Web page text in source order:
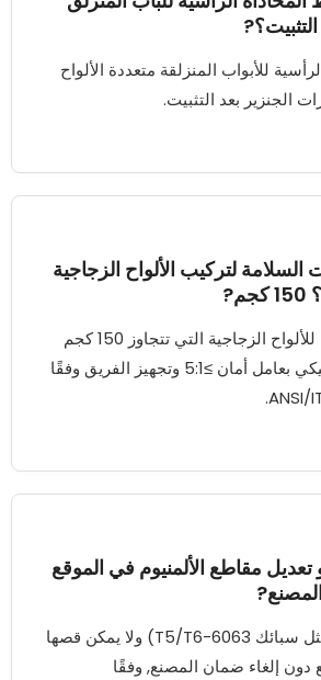
للأبواب المنزلقة متعددة الألواح
بعد التثبيت.
لتركيب الألواح الزجاجية
بروتوكولات السلامة للألواح الزجاجية التي تتجاوز 150 كجم
يشمل الرفع الميكانيكي بعامل أمان ≥5:1 وتجهيز الفريق وفقًا
مقاطع الألمنيوم في الموقع
ملامح الألومنيوم (مثل سبائك 6063-T5/T6) ولا يمكن قصها
دون إلغاء ضمان المصنع, وفقًا